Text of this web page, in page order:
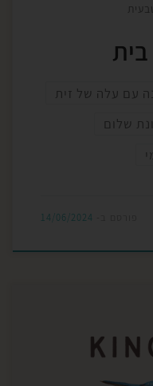
עם עלה של זית
שלום
14/06/2024
על ענפי